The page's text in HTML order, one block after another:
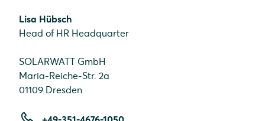
Lisa Hübsch
Head of HR Headquarter
SOLARWATT GmbH
Maria-Reiche-Str. 2a
01109 Dresden